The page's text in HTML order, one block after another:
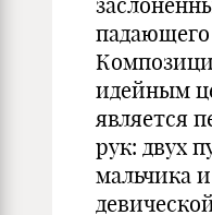
падающего
идейным
является
рук: двух
мальчика